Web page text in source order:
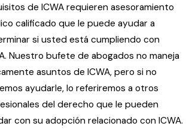
de ICWA requieren asesoramiento
calificado que le puede ayudar a
si usted está cumpliendo con
Nuestro bufete de abogados no maneja
asuntos de ICWA, pero si no
ayudarle, lo referiremos a otros
del derecho que le pueden
con su adopción relacionado con ICWA.